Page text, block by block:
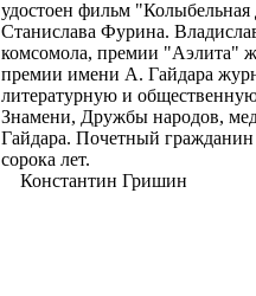
удостоен фильм
Станислава Фурина.
комсомола, премии "Аэлита"
премии имени А. Гайдара
литературную и
Знамени, Дружбы народов,
Гайдара. Почетный гражданин
сорока лет.
Константин Гришин